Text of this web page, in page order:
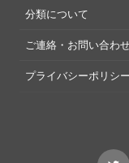
分類について
ご連絡・お問い合わ
プライバシーポリシー